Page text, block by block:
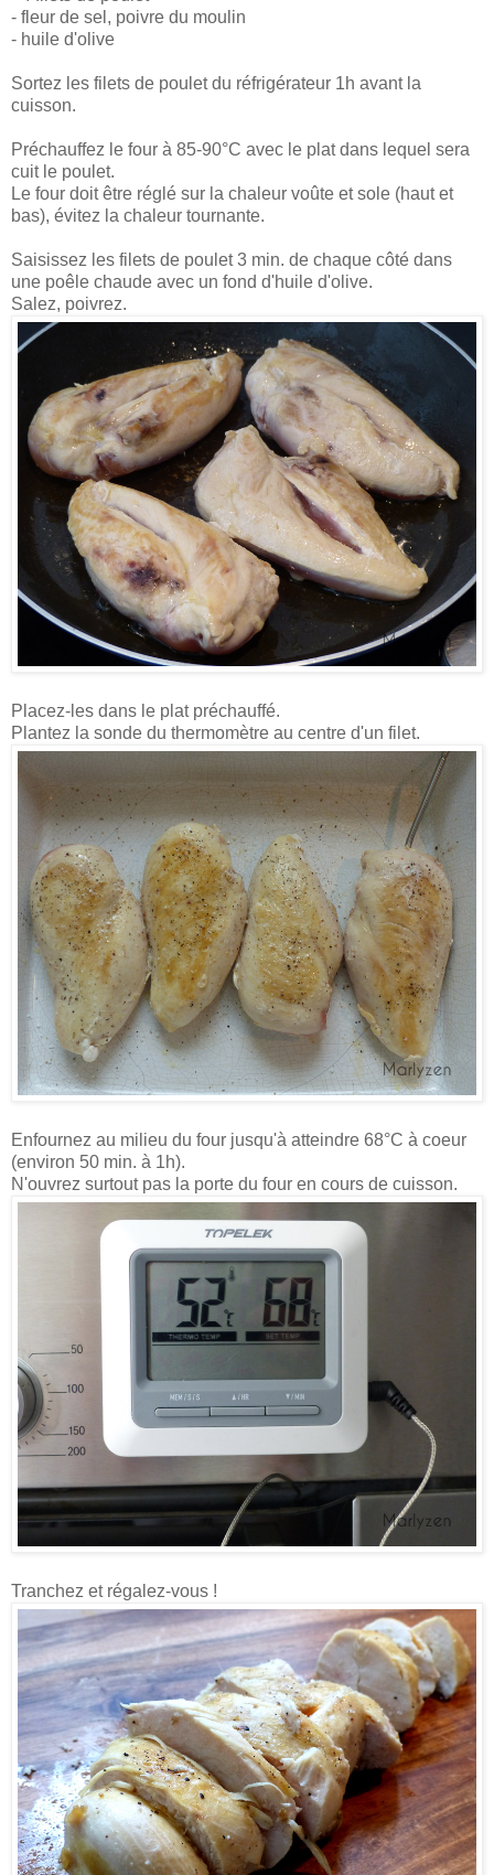
- fleur de sel, poivre du moulin
- huile d'olive
Sortez les filets de poulet du réfrigérateur 1h avant la
cuisson.
Préchauffez le four à 85-90°C avec le plat dans lequel sera
cuit le poulet.
Le four doit être réglé sur la chaleur voûte et sole (haut et
bas), évitez la chaleur tournante.
Saisissez les filets de poulet 3 min. de chaque côté dans
une poêle chaude avec un fond d'huile d'olive.
Salez, poivrez.
Placez-les dans le plat préchauffé.
Plantez la sonde du thermomètre au centre d'un filet.
Enfournez au milieu du four jusqu'à atteindre 68°C à coeur
(environ 50 min. à 1h).
N'ouvrez surtout pas la porte du four en cours de cuisson.
Tranchez et régalez-vous !